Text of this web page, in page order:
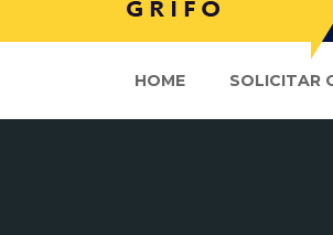
HOME SOLICITAR